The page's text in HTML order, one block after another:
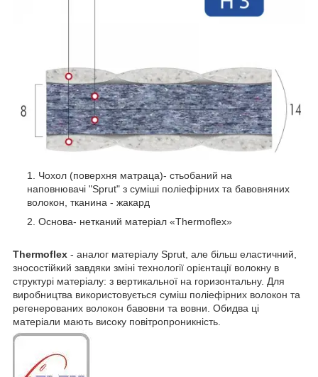
Чохол (поверхня матраца)- стьобаний на
наповнювачі "Sprut" з суміші поліефірних та бавовняних
волокон, тканина - жакард
Основа- нетканий матеріал «Thermoflex»
Thermoflex - аналог матеріалу Sprut, але більш еластичний,
зносостійкий завдяки зміні технології орієнтації волокну в
структурі матеріалу: з вертикальної на горизонтальну. Для
виробництва використовується суміш поліефірних волокон та
регенерованих волокон бавовни та вовни. Обидва ці
матеріали мають високу повітропроникність.